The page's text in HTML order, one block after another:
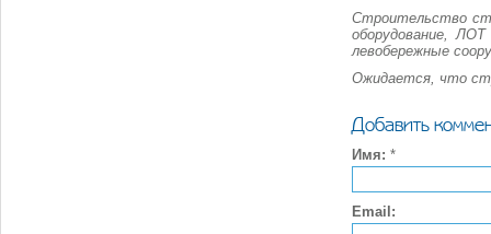
Строительство
оборудование,
левобережные
Ожидается, что
Добавить
Имя: *
Email: